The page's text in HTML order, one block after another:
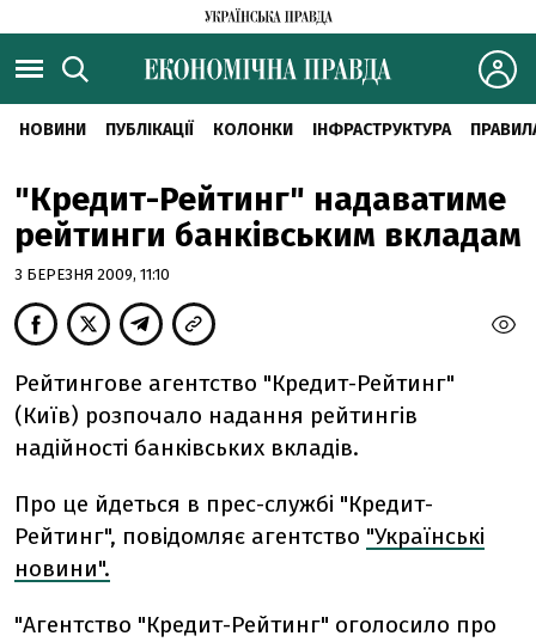
НОВИНИ ПУБЛІКАЦІЇ КОЛОНКИ ІНФРАСТРУКТУРА
"Кредит-Рейтинг" надаватиме
рейтинги банківським вкладам
3 БЕРЕЗНЯ 2009, 11:10
Рейтингове агентство "Кредит-Рейтинг"
(Київ) розпочало надання рейтингів
надійності банківських вкладів.
Про це йдеться в прес-службі "Кредит-
Рейтинг", повідомляє агентство "Українські
новини".
"Агентство "Кредит-Рейтинг" оголосило про